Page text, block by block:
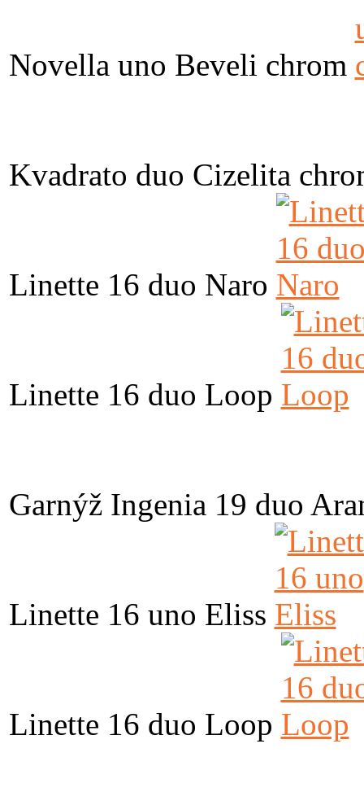
Novella uno Beveli chrom
Kvadrato duo Cizelita
Linette 16 duo Naro
Linette 16 duo Loop
Garnýž Ingenia 19 duo
Linette 16 uno Eliss
Linette 16 duo Loop